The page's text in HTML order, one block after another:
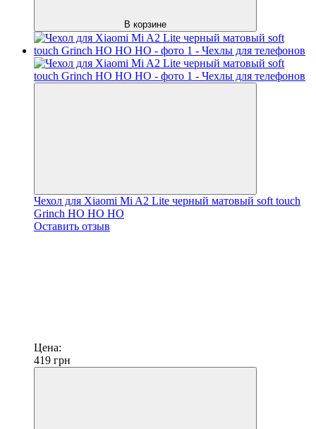
В корзине
Чехол для Xiaomi Mi A2 Lite черный матовый soft touch
Grinch HO HO HO
Оставить отзыв
Цена:
419 грн